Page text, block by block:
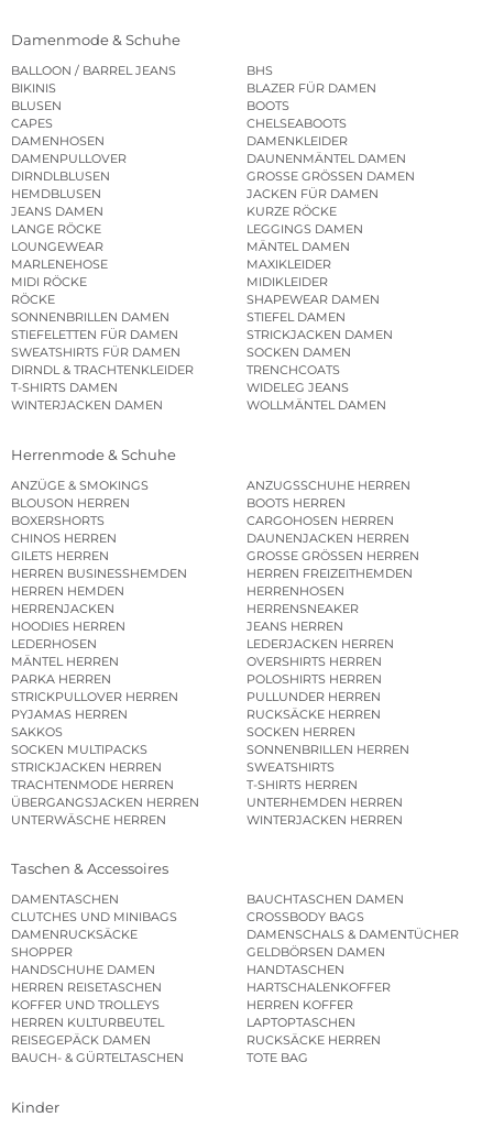
Damenmode & Schuhe
BALLOON / BARREL JEANS
BHS
BIKINIS
BLAZER FÜR DAMEN
BLUSEN
BOOTS
CAPES
CHELSEABOOTS
DAMENHOSEN
DAMENKLEIDER
DAMENPULLOVER
DAUNENMÄNTEL DAMEN
DIRNDLBLUSEN
GROSSE GRÖSSEN DAMEN
HEMDBLUSEN
JACKEN FÜR DAMEN
JEANS DAMEN
KURZE RÖCKE
LANGE RÖCKE
LEGGINGS DAMEN
LOUNGEWEAR
MÄNTEL DAMEN
MARLENEHOSE
MAXIKLEIDER
MIDI RÖCKE
MIDIKLEIDER
RÖCKE
SHAPEWEAR DAMEN
SONNENBRILLEN DAMEN
STIEFEL DAMEN
STIEFELETTEN FÜR DAMEN
STRICKJACKEN DAMEN
SWEATSHIRTS FÜR DAMEN
SOCKEN DAMEN
DIRNDL & TRACHTENKLEIDER
TRENCHCOATS
T-SHIRTS DAMEN
WIDELEG JEANS
WINTERJACKEN DAMEN
WOLLMÄNTEL DAMEN
Herrenmode & Schuhe
ANZÜGE & SMOKINGS
ANZUGSSCHUHE HERREN
BLOUSON HERREN
BOOTS HERREN
BOXERSHORTS
CARGOHOSEN HERREN
CHINOS HERREN
DAUNENJACKEN HERREN
GILETS HERREN
GROSSE GRÖSSEN HERREN
HERREN BUSINESSHEMDEN
HERREN FREIZEITHEMDEN
HERREN HEMDEN
HERRENHOSEN
HERRENJACKEN
HERRENSNEAKER
HOODIES HERREN
JEANS HERREN
LEDERHOSEN
LEDERJACKEN HERREN
MÄNTEL HERREN
OVERSHIRTS HERREN
PARKA HERREN
POLOSHIRTS HERREN
STRICKPULLOVER HERREN
PULLUNDER HERREN
PYJAMAS HERREN
RUCKSÄCKE HERREN
SAKKOS
SOCKEN HERREN
SOCKEN MULTIPACKS
SONNENBRILLEN HERREN
STRICKJACKEN HERREN
SWEATSHIRTS
TRACHTENMODE HERREN
T-SHIRTS HERREN
ÜBERGANGSJACKEN HERREN
UNTERHEMDEN HERREN
UNTERWÄSCHE HERREN
WINTERJACKEN HERREN
Taschen & Accessoires
DAMENTASCHEN
BAUCHTASCHEN DAMEN
CLUTCHES UND MINIBAGS
CROSSBODY BAGS
DAMENRUCKSÄCKE
DAMENSCHALS & DAMENTÜCHER
SHOPPER
GELDBÖRSEN DAMEN
HANDSCHUHE DAMEN
HANDTASCHEN
HERREN REISETASCHEN
HARTSCHALENKOFFER
KOFFER UND TROLLEYS
HERREN KOFFER
HERREN KULTURBEUTEL
LAPTOPTASCHEN
REISEGEPÄCK DAMEN
RUCKSÄCKE HERREN
BAUCH- & GÜRTELTASCHEN
TOTE BAG
Kinder